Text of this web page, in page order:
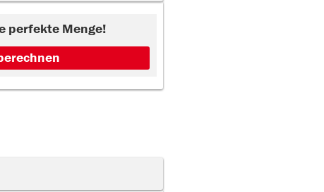
perfekte Menge!